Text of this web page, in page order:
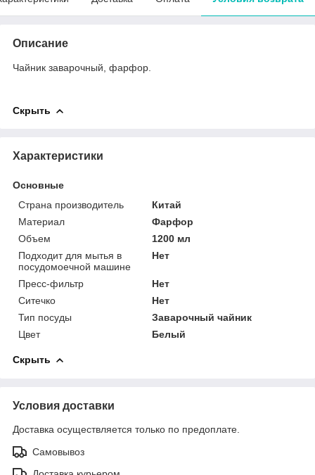
Описание
Чайник заварочный, фарфор.
Скрыть
Характеристики
Основные
Страна производитель
Китай
Материал
Фарфор
Объем
1200 мл
Подходит для мытья в
посудомоечной машине
Нет
Пресс-фильтр
Нет
Ситечко
Нет
Тип посуды
Заварочный чайник
Цвет
Белый
Скрыть
Условия доставки
Доставка осуществляется только по предоплате.
Самовывоз